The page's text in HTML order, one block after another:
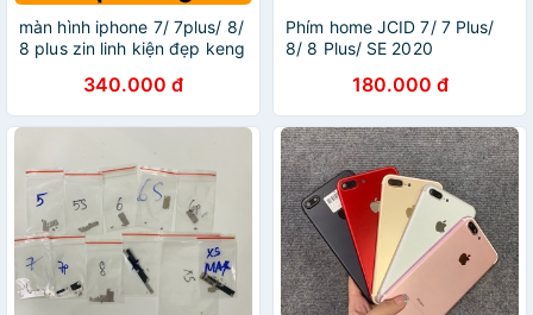
màn hình iphone 7/ 7plus/ 8/
8 plus zin linh kiện đẹp keng
340.000 đ
Phím home JCID 7/ 7 Plus/
8/ 8 Plus/ SE 2020
180.000 đ